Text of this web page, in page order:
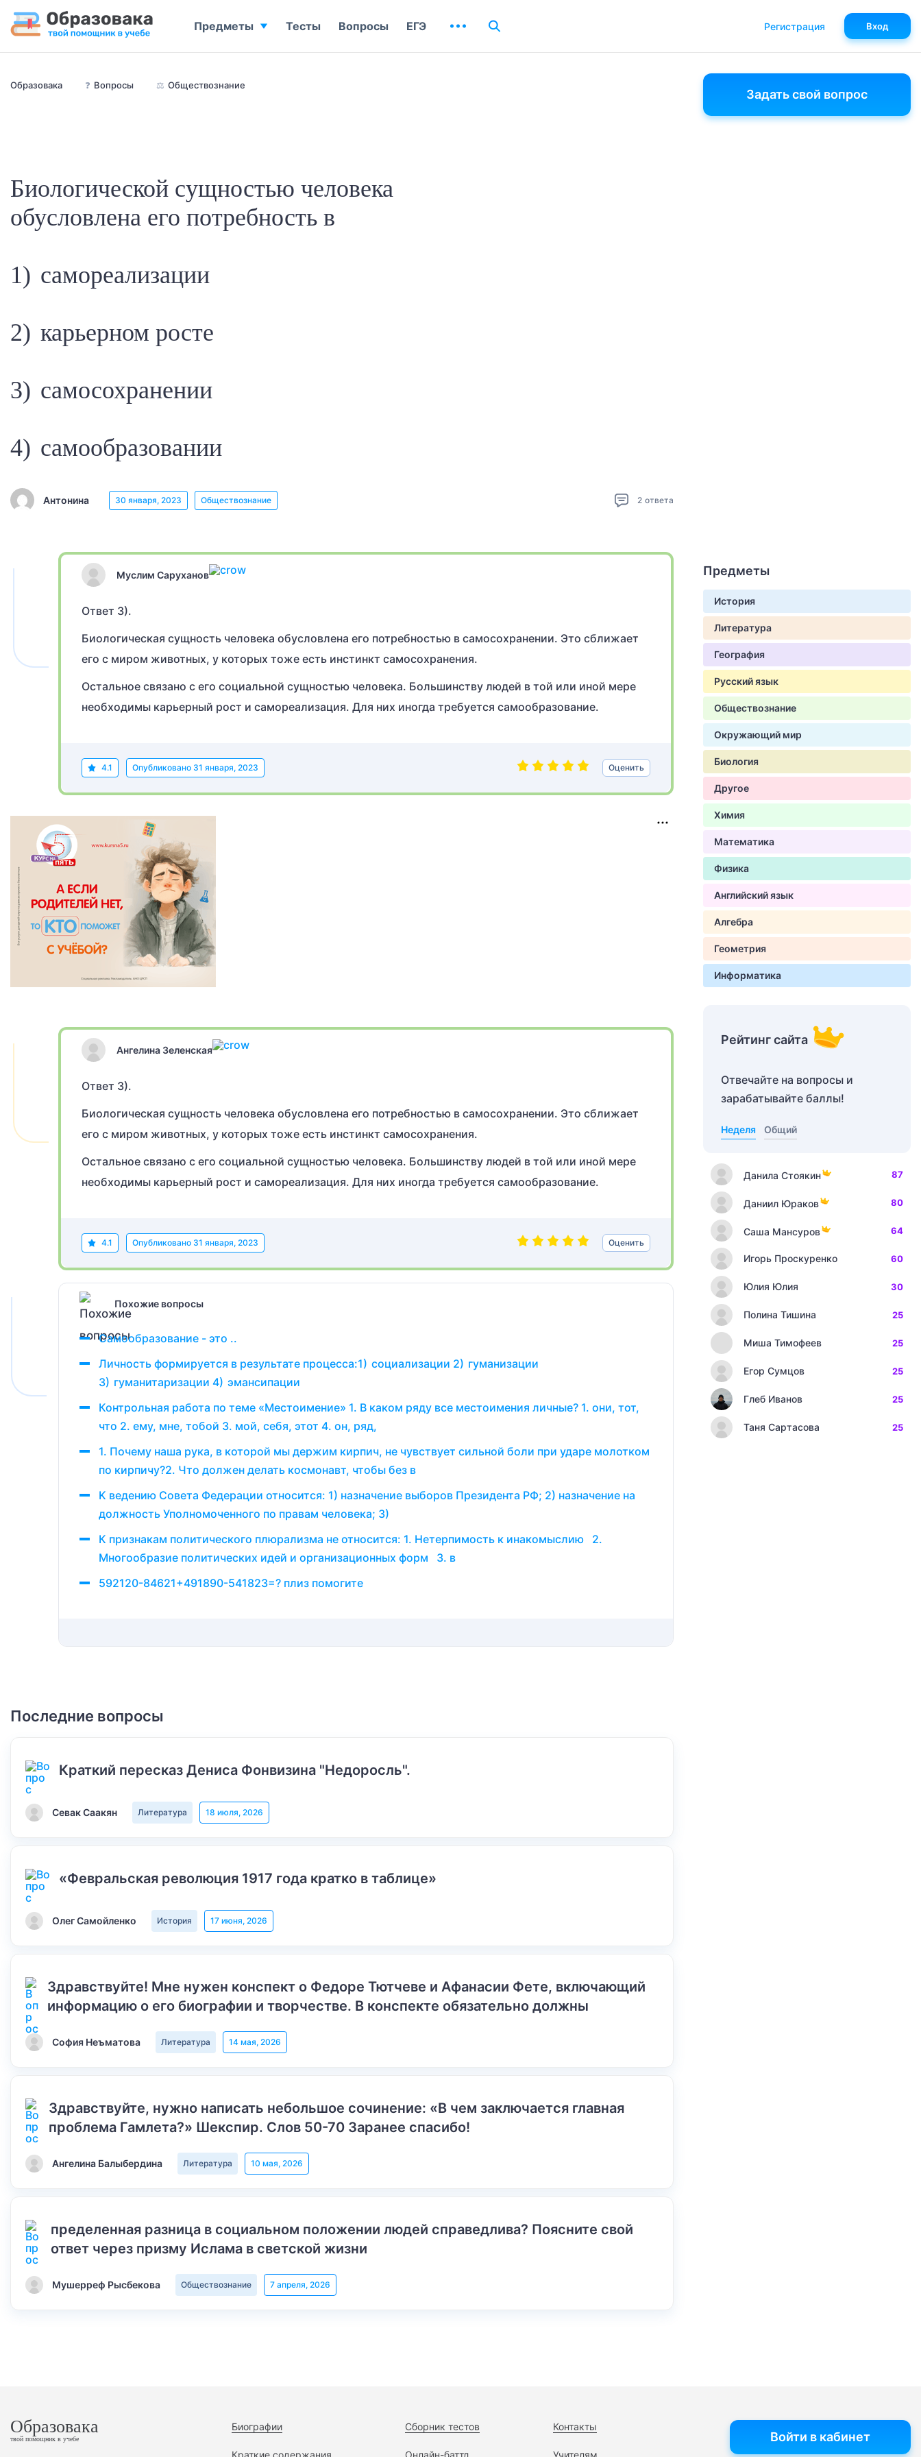
Образовака ❓ Вопросы ⚖️ Обществознание
Биологической сущностью человека
обусловлена его потребность в
1) самореализации
2) карьерном росте
3) самосохранении
4) самообразовании
Антонина 30 января, 2023 Обществознание 2 ответа
Муслим Саруханов
Ответ 3).
Биологическая сущность человека обусловлена его потребностью в самосохранении. Это сближает
его с миром животных, у которых тоже есть инстинкт самосохранения.
Остальное связано с его социальной сущностью человека. Большинству людей в той или иной мере
необходимы карьерный рост и самореализация. Для них иногда требуется самообразование.
4.1 Опубликовано 31 января, 2023 Оценить
Ангелина Зеленская
Ответ 3).
Биологическая сущность человека обусловлена его потребностью в самосохранении. Это сближает
его с миром животных, у которых тоже есть инстинкт самосохранения.
Остальное связано с его социальной сущностью человека. Большинству людей в той или иной мере
необходимы карьерный рост и самореализация. Для них иногда требуется самообразование.
4.1 Опубликовано 31 января, 2023 Оценить
Похожие вопросы
Самообразование - это ..
Личность формируется в результате процесса:1) социализации 2) гуманизации
3) гуманитаризации 4) эмансипации
Контрольная работа по теме «Местоимение» 1. В каком ряду все местоимения личные? 1. они, тот,
что 2. ему, мне, тобой 3. мой, себя, этот 4. он, ряд,
1. Почему наша рука, в которой мы держим кирпич, не чувствует сильной боли при ударе молотком
по кирпичу?2. Что должен делать космонавт, чтобы без в
K ведению Совета Федерации относится: 1)​ назначение выборов Президента РФ; 2)​ назначение на
должность Уполномоченного по правам человека; 3)​
К признакам политического плюрализма не относится: 1. Нетерпимость к инакомыслию 2.
Многообразие политических идей и организационных форм 3. в
592120-84621+491890-541823=? плиз помогите
Последние вопросы
Краткий пересказ Дениса Фонвизина "Недоросль".
Севак Саакян Литература 18 июля, 2026
«Февральская революция 1917 года кратко в таблице»
Олег Самойленко История 17 июня, 2026
Здравствуйте! Мне нужен конспект о Федоре Тютчеве и Афанасии Фете, включающий
информацию о его биографии и творчестве. В конспекте обязательно должны
София Неъматова Литература 14 мая, 2026
Здравствуйте, нужно написать небольшое сочинение: «В чем заключается главная
проблема Гамлета?» Шекспир. Слов 50-70 Заранее спасибо!
Ангелина Балыбердина Литература 10 мая, 2026
пределенная разница в социальном положении людей справедлива? Поясните свой
ответ через призму Ислама в светской жизни
Мушерреф Рысбекова Обществознание 7 апреля, 2026
Задать свой вопрос
Предметы
История
Литература
География
Русский язык
Обществознание
Окружающий мир
Биология
Другое
Химия
Математика
Физика
Английский язык
Алгебра
Геометрия
Информатика
Рейтинг сайта
Отвечайте на вопросы и
зарабатывайте баллы!
Неделя Общий
Данила Стоякин 87
Даниил Юраков 80
Саша Мансуров 64
Игорь Проскуренко 60
Юлия Юлия 30
Полина Тишина 25
Миша Тимофеев 25
Егор Сумцов 25
Глеб Иванов 25
Таня Сартасова 25
Предметы Тесты Вопросы ЕГЭ Регистрация Вход
Образовака
твой помощник в учебе
Биографии
Краткие содержания
Сборник тестов
Онлайн-баттл
Контакты
Учителям
Войти в кабинет